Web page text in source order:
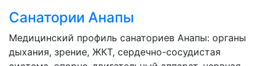
Санатории Анапы
Медицинский профиль санаториев Анапы: органы
дыхания, зрение, ЖКТ, сердечно-сосудистая